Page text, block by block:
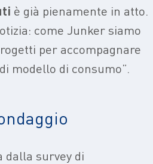
è già pienamente in atto.
come Junker siamo
per accompagnare
modello di consumo”.
dalla survey di